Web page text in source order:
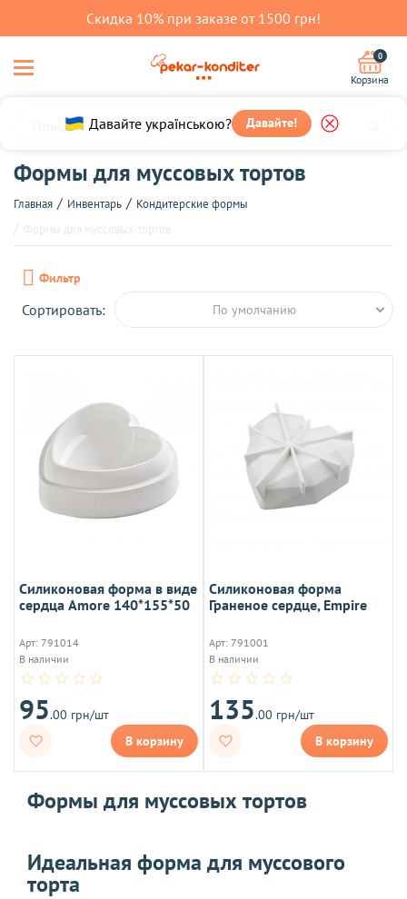
Скидка 10% при заказе от 1500 грн!
Давайте українською? Давайте!
0
Корзина
Формы для муссовых тортов
Главная Инвентарь
Кондитерские формы
Фильтр
Сортировать: По умолчанию
Силиконовая форма в виде
сердца Amore 140*155*50
Арт: 791014
В наличии
95.00 грн/шт
В корзину
Силиконовая форма
Граненое сердце, Empire
Арт: 791001
В наличии
135.00 грн/шт
В корзину
Формы для муссовых тортов
Идеальная форма для муссового
торта